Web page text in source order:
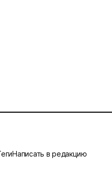
Написать в редакцию